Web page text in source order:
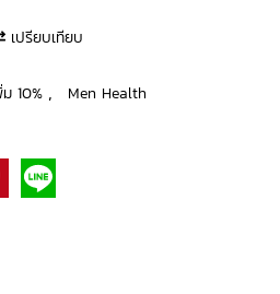
เปรียบเทียบ
10% , Men Health